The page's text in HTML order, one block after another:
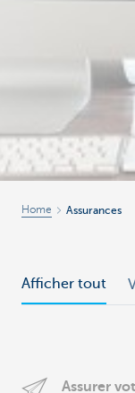
Home Assurances
Afficher tout
Assurer